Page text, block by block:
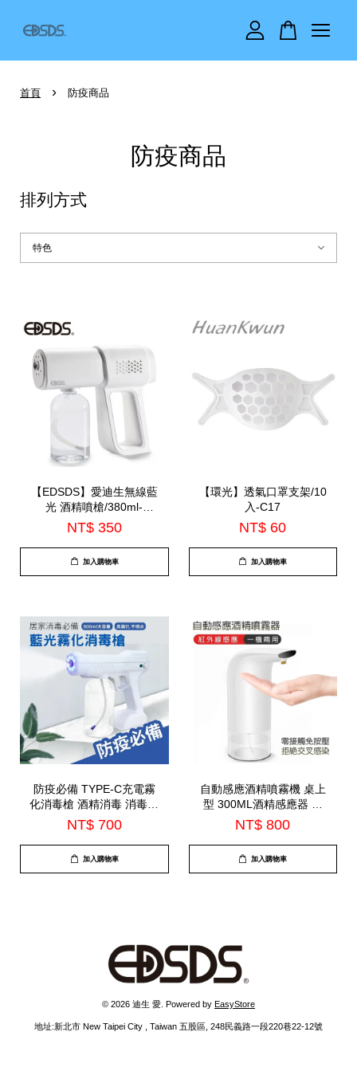
首頁 › 防疫商品
防疫商品
排列方式
【EDSDS】愛迪生無線藍
光 酒精噴槍/380ml-
(C3801)
NT$ 350
加入購物車
【環光】透氣口罩支架/10
入-C17
NT$ 60
加入購物車
防疫必備 TYPE-C充電霧
化消毒槍 酒精消毒 消毒噴
霧槍 USB充電 居家清潔
車用清潔(C13-1)
NT$ 700
加入購物車
自動感應酒精噴霧機 桌上
型 300ML酒精感應器 酒
精噴霧機 乾洗手機酒精手
指消毒器 自動感應消毒機
(C19)
NT$ 800
加入購物車
© 2026 迪生 愛. Powered by EasyStore
地址:新北市 New Taipei City , Taiwan 五股區, 248民義路一段220巷22-12號
您的購物車目前還是空的。